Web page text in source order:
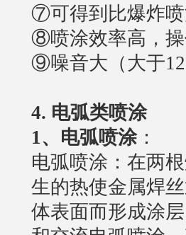
⑦可得到比爆炸喷
⑧喷涂效率高，
⑨噪音大（大于
4. 电弧类喷涂
1、电弧喷涂：
电弧喷涂：在两
生的热使金属焊
体表面而形成涂